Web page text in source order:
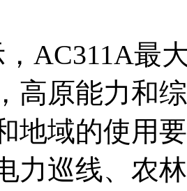
AC311A最
高原能力和
地域的使用
力巡线、农